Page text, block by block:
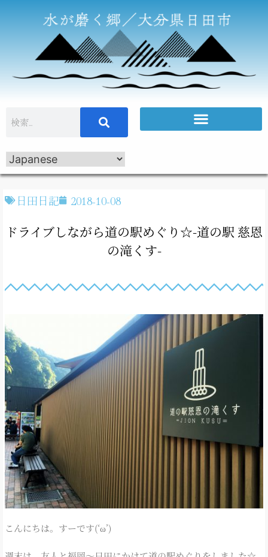
日田日記 2018-10-08
ドライブしながら道の駅めぐり☆-道の駅 慈恩
の滝くす-
こんにちは。すーです(‘ω’)